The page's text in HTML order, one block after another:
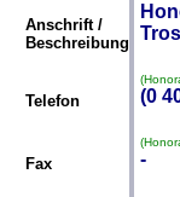
Anschrift /
Beschreibung
Telefon (0
Fax -